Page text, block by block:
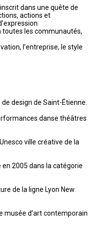
dans une quête de
actions et
les communautés,
l’entreprise, le style
design de Saint-Étienne.
danse théâtres
ville créative de la
2005 dans la catégorie
de la ligne Lyon New
musée d’art contemporain